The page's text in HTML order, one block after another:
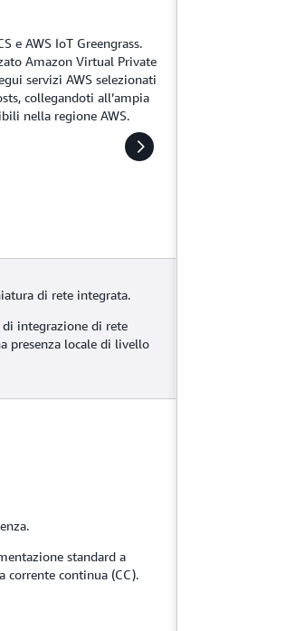
e AWS IoT Greengrass.
Amazon Virtual Private
servizi AWS selezionati
collegandoti all’ampia
nella regione AWS.
di rete integrata.
di integrazione di rete
presenza locale di livello
standard a
corrente continua (CC).